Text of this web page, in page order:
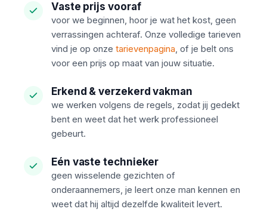
Vaste prijs vooraf
voor we beginnen, hoor je wat het kost, geen
verrassingen achteraf. Onze volledige tarieven
vind je op onze tarievenpagina, of je belt ons
voor een prijs op maat van jouw situatie.
Erkend & verzekerd vakman
we werken volgens de regels, zodat jij gedekt
bent en weet dat het werk professioneel
gebeurt.
Eén vaste technieker
geen wisselende gezichten of
onderaannemers, je leert onze man kennen en
weet dat hij altijd dezelfde kwaliteit levert.